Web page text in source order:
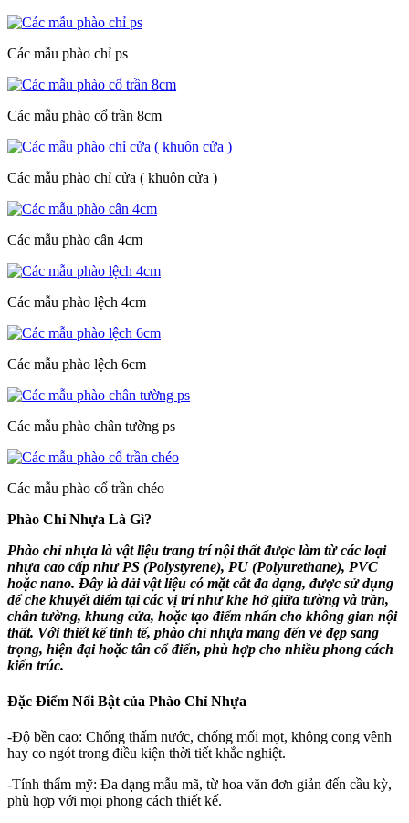
Các mẫu phào chỉ ps
Các mẫu phào cổ trần 8cm
Các mẫu phào chỉ cửa ( khuôn cửa )
Các mẫu phào cân 4cm
Các mẫu phào lệch 4cm
Các mẫu phào lệch 6cm
Các mẫu phào chân tường ps
Các mẫu phào cổ trần chéo
Phào Chỉ Nhựa Là Gì?
Phào chỉ nhựa là vật liệu trang trí nội thất được làm từ các loại
nhựa cao cấp như PS (Polystyrene), PU (Polyurethane), PVC
hoặc nano. Đây là dải vật liệu có mặt cắt đa dạng, được sử dụng
để che khuyết điểm tại các vị trí như khe hở giữa tường và trần,
chân tường, khung cửa, hoặc tạo điểm nhấn cho không gian nội
thất. Với thiết kế tinh tế, phào chỉ nhựa mang đến vẻ đẹp sang
trọng, hiện đại hoặc tân cổ điển, phù hợp cho nhiều phong cách
kiến trúc.
Đặc Điểm Nổi Bật của Phào Chỉ Nhựa
-Độ bền cao: Chống thấm nước, chống mối mọt, không cong vênh
hay co ngót trong điều kiện thời tiết khắc nghiệt.
-Tính thẩm mỹ: Đa dạng mẫu mã, từ hoa văn đơn giản đến cầu kỳ,
phù hợp với mọi phong cách thiết kế.